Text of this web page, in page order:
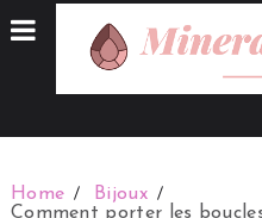
Home
Bijoux
Comment porter les